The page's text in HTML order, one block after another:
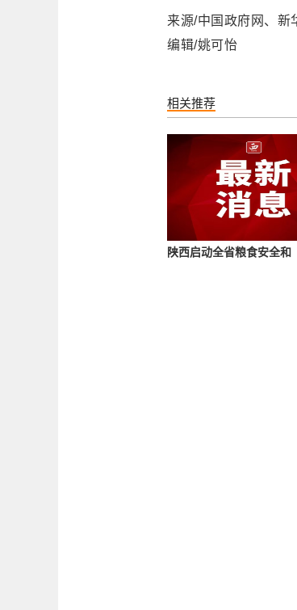
来源/中国政府网、新
编辑/姚可怡
相关推荐
陕西启动全省粮食安全和